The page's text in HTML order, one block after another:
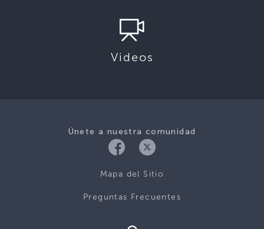
Videos
Únete a nuestra comunidad
Mapa del Sitio
Preguntas Frecuentes